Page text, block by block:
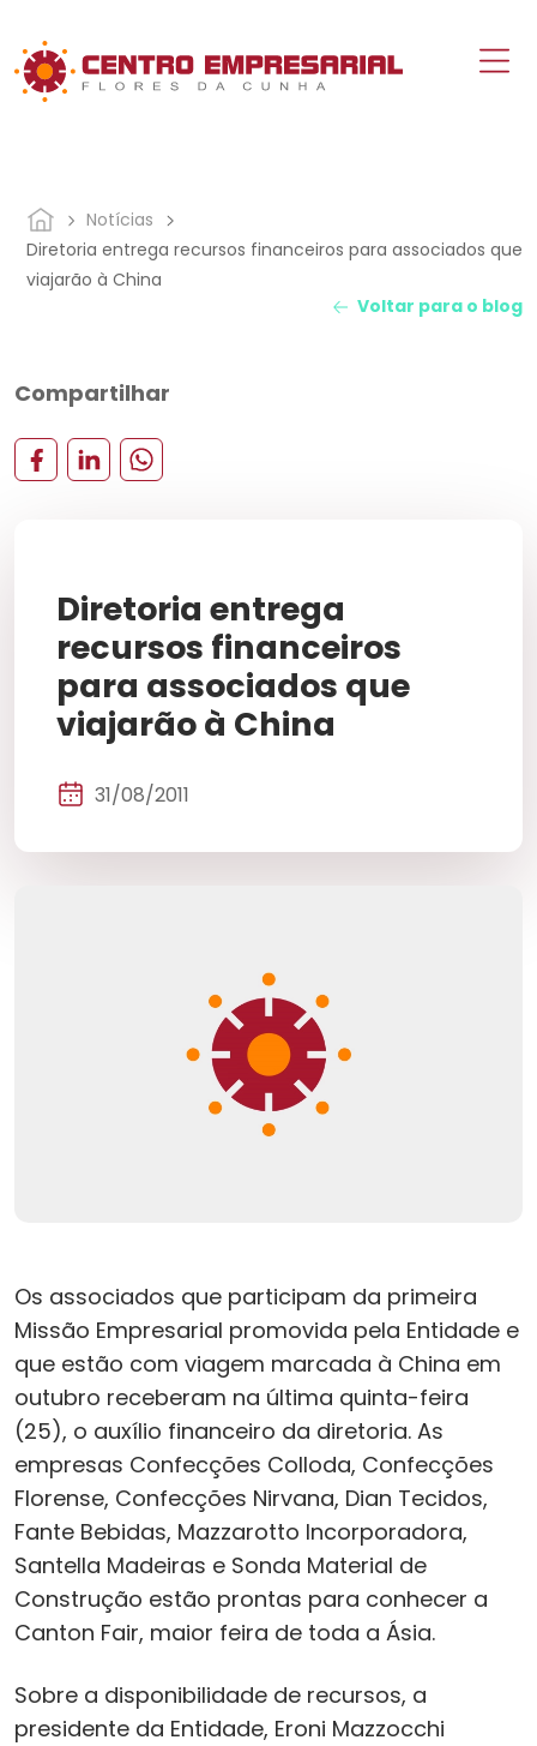
Notícias
Diretoria entrega recursos financeiros para associados que
viajarão à China
Voltar para o blog
Compartilhar
Diretoria entrega
recursos financeiros
para associados que
viajarão à China
31/08/2011
Os associados que participam da primeira
Missão Empresarial promovida pela Entidade e
que estão com viagem marcada à China em
outubro receberam na última quinta-feira
(25), o auxílio financeiro da diretoria. As
empresas Confecções Colloda, Confecções
Florense, Confecções Nirvana, Dian Tecidos,
Fante Bebidas, Mazzarotto Incorporadora,
Santella Madeiras e Sonda Material de
Construção estão prontas para conhecer a
Canton Fair, maior feira de toda a Ásia.
Sobre a disponibilidade de recursos, a
presidente da Entidade, Eroni Mazzocchi